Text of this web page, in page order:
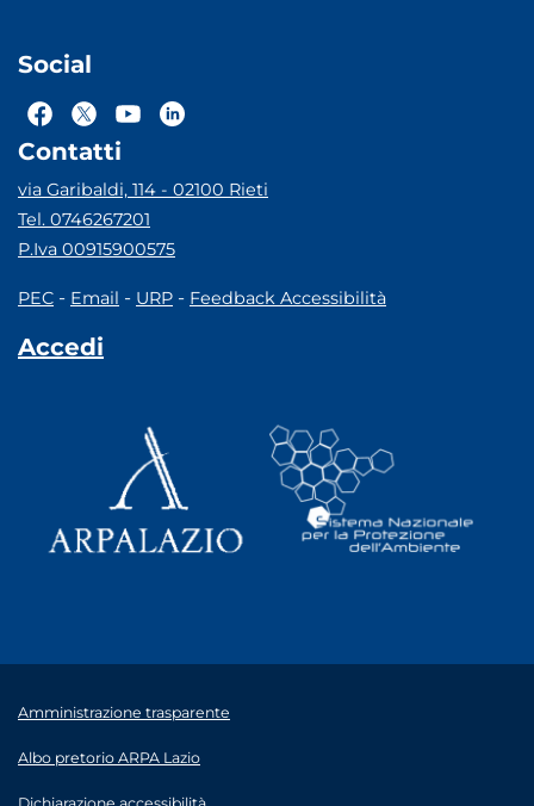
Social
Contatti
via Garibaldi, 114 - 02100 Rieti
Tel. 0746267201
P.Iva 00915900575
PEC - Email - URP - Feedback Accessibilità
Accedi
Amministrazione trasparente
Albo pretorio ARPA Lazio